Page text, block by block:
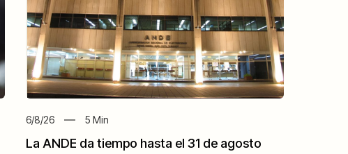
6/8/26 5 Min
La ANDE da tiempo hasta el 31 de agosto